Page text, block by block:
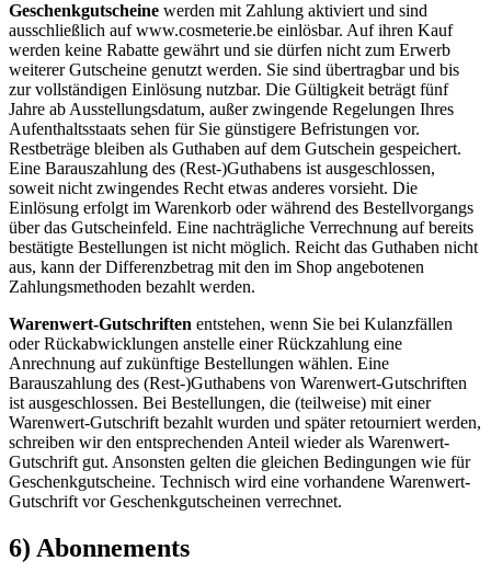
Geschenkgutscheine werden mit Zahlung aktiviert und sind
ausschließlich auf www.cosmeterie.be einlösbar. Auf ihren Kauf
werden keine Rabatte gewährt und sie dürfen nicht zum Erwerb
weiterer Gutscheine genutzt werden. Sie sind übertragbar und bis
zur vollständigen Einlösung nutzbar. Die Gültigkeit beträgt fünf
Jahre ab Ausstellungsdatum, außer zwingende Regelungen Ihres
Aufenthaltsstaats sehen für Sie günstigere Befristungen vor.
Restbeträge bleiben als Guthaben auf dem Gutschein gespeichert.
Eine Barauszahlung des (Rest-)Guthabens ist ausgeschlossen,
soweit nicht zwingendes Recht etwas anderes vorsieht. Die
Einlösung erfolgt im Warenkorb oder während des Bestellvorgangs
über das Gutscheinfeld. Eine nachträgliche Verrechnung auf bereits
bestätigte Bestellungen ist nicht möglich. Reicht das Guthaben nicht
aus, kann der Differenzbetrag mit den im Shop angebotenen
Zahlungsmethoden bezahlt werden.
Warenwert-Gutschriften entstehen, wenn Sie bei Kulanzfällen
oder Rückabwicklungen anstelle einer Rückzahlung eine
Anrechnung auf zukünftige Bestellungen wählen. Eine
Barauszahlung des (Rest-)Guthabens von Warenwert-Gutschriften
ist ausgeschlossen. Bei Bestellungen, die (teilweise) mit einer
Warenwert-Gutschrift bezahlt wurden und später retourniert werden,
schreiben wir den entsprechenden Anteil wieder als Warenwert-
Gutschrift gut. Ansonsten gelten die gleichen Bedingungen wie für
Geschenkgutscheine. Technisch wird eine vorhandene Warenwert-
Gutschrift vor Geschenkgutscheinen verrechnet.
6) Abonnements